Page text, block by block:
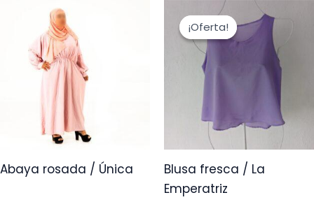
Abaya rosada / Única
¡Oferta!
¡Oferta!
Blusa fresca / La
Emperatriz
precio
original
era:
$15,00.
precio
actual
es: